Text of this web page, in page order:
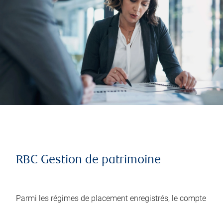
RBC Gestion de patrimoine
Parmi les régimes de placement enregistrés, le compte